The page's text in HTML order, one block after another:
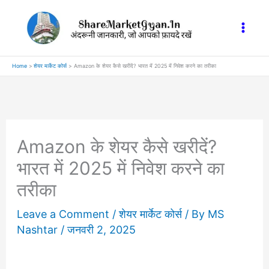
Home शेयर मार्केट कोर्स Amazon के शेयर कैसे खरीदें? भारत में 2025 में निवेश करने का तरीका
Amazon के शेयर कैसे खरीदें?
भारत में 2025 में निवेश करने का
तरीका
Leave a Comment /शेयर मार्केट कोर्स/ By MS
Nashtar /जनवरी 2, 2025